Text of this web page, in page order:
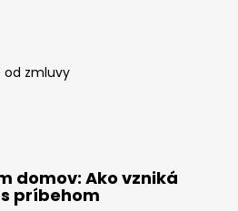
od zmluvy
domov: Ako vzniká
príbehom